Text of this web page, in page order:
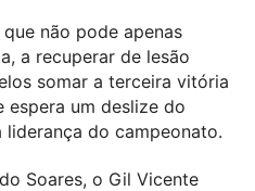
não pode apenas
a recuperar de lesão
somar a terceira vitória
espera um deslize do
do campeonato.
Soares, o Gil Vicente